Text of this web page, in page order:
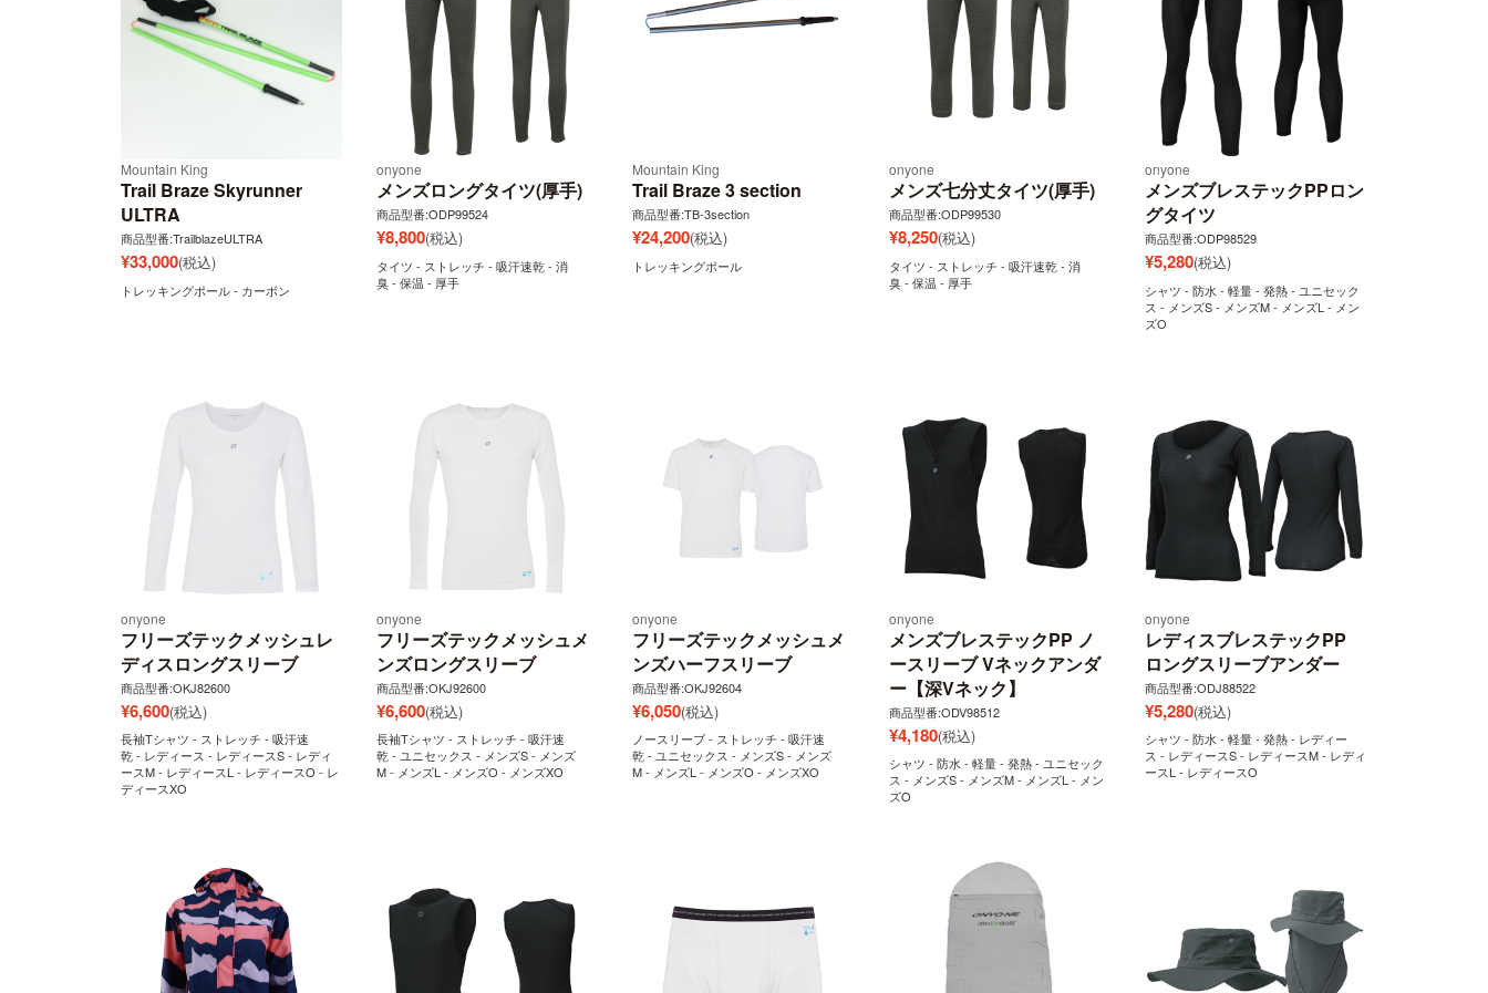
Mountain King
Trail Braze Skyrunner
ULTRA
商品型番:TrailblazeULTRA
¥33,000(税込)
トレッキングポール - カーボン
onyone
メンズロングタイツ(厚手)
商品型番:ODP99524
¥8,800(税込)
タイツ - ストレッチ - 吸汗速乾 - 消
臭 - 保温 - 厚手
Mountain King
Trail Braze 3 section
商品型番:TB-3section
¥24,200(税込)
トレッキングポール
onyone
メンズ七分丈タイツ(厚手)
商品型番:ODP99530
¥8,250(税込)
タイツ - ストレッチ - 吸汗速乾 - 消
臭 - 保温 - 厚手
onyone
メンズブレステックPPロン
グタイツ
商品型番:ODP98529
¥5,280(税込)
シャツ - 防水 - 軽量 - 発熱 - ユニセック
ス - メンズS - メンズM - メンズL - メン
ズO
onyone
フリーズテックメッシュレ
ディスロングスリーブ
商品型番:OKJ82600
¥6,600(税込)
長袖Tシャツ - ストレッチ - 吸汗速
乾 - レディース - レディースS - レディ
ースM - レディースL - レディースO - レ
ディースXO
onyone
フリーズテックメッシュメ
ンズロングスリーブ
商品型番:OKJ92600
¥6,600(税込)
長袖Tシャツ - ストレッチ - 吸汗速
乾 - ユニセックス - メンズS - メンズ
M - メンズL - メンズO - メンズXO
onyone
フリーズテックメッシュメ
ンズハーフスリーブ
商品型番:OKJ92604
¥6,050(税込)
ノースリーブ - ストレッチ - 吸汗速
乾 - ユニセックス - メンズS - メンズ
M - メンズL - メンズO - メンズXO
onyone
メンズブレステックPP ノ
ースリーブ Vネックアンダ
ー【深Vネック】
商品型番:ODV98512
¥4,180(税込)
シャツ - 防水 - 軽量 - 発熱 - ユニセック
ス - メンズS - メンズM - メンズL - メン
ズO
onyone
レディスブレステックPP
ロングスリーブアンダー
商品型番:ODJ88522
¥5,280(税込)
シャツ - 防水 - 軽量 - 発熱 - レディー
ス - レディースS - レディースM - レディ
ースL - レディースO